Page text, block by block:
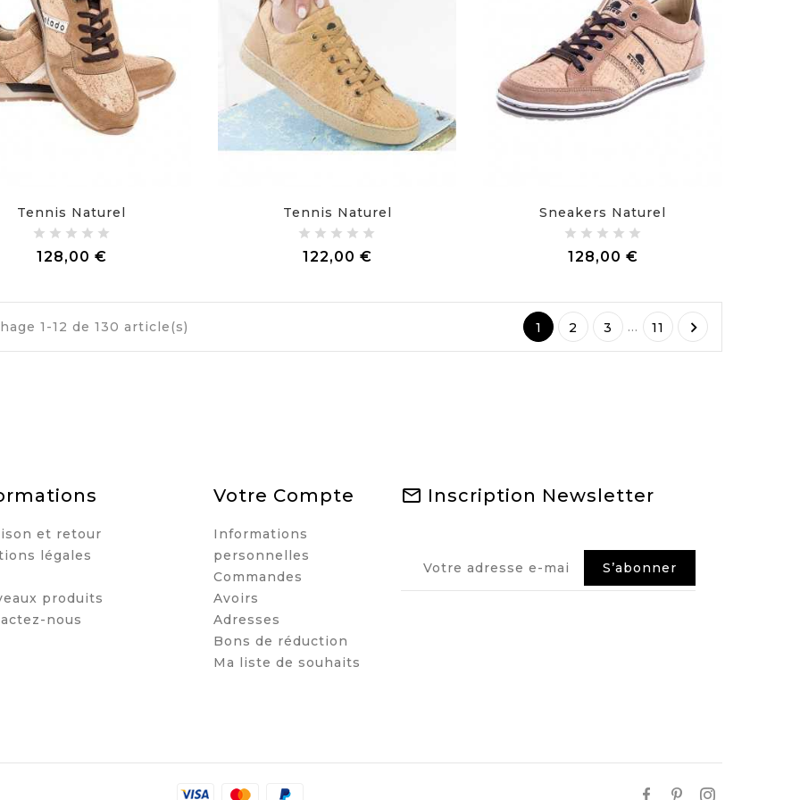
Tennis Naturel
128,00 €Prix
Tennis Naturel
122,00 €Prix
Sneakers Naturel
128,00 €Prix
1-12 de 130 article(s) 1 2 3 … 11 
et retour
légales
produits
nous
Votre Compte
Informations
personnelles
Commandes
Avoirs
Adresses
Bons de réduction
Ma liste de souhaits
Inscription Newsletter